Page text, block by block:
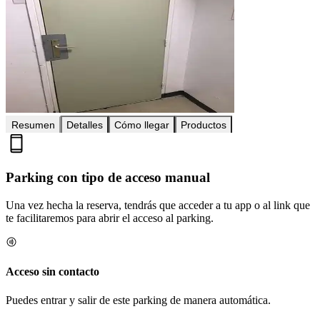
Resumen Detalles Cómo llegar Productos
Parking con tipo de acceso manual
Una vez hecha la reserva, tendrás que acceder a tu app o al link que
te facilitaremos para abrir el acceso al parking.
Acceso sin contacto
Puedes entrar y salir de este parking de manera automática.